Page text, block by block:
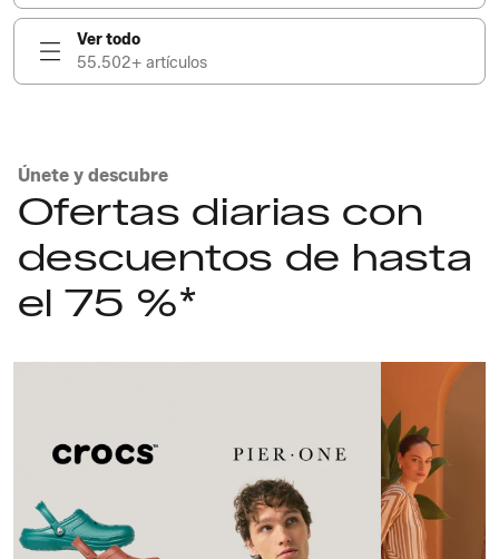
Ver todo
55.502+ artículos
Únete y descubre
Ofertas diarias con
descuentos de hasta
el 75 %*